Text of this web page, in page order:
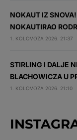
NOKAUT IZ
NOKAUTIRAO
1. KOLOVOZA 2026. 21:37
STIRLING I DALJE
BLACHOWICZA U
1. KOLOVOZA 2026. 21:10